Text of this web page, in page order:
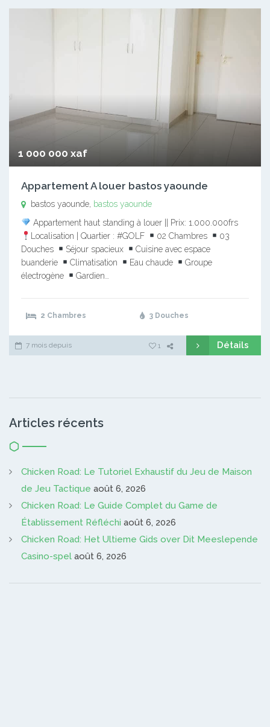
1 000 000 xaf
Appartement A louer bastos yaounde
bastos yaounde, bastos yaounde
Appartement haut standing à louer || Prix: 1.000.000frs
Localisation | Quartier : #GOLF
02 Chambres
03
Douches
Séjour spacieux
Cuisine avec espace
buanderie
Climatisation Eau chaude
Groupe
électrogène
Gardien…
2 Chambres 3 Douches
7 mois depuis 1 Détails
Articles récents
Chicken Road: Le Tutoriel Exhaustif du Jeu de Maison
de Jeu Tactique août 6, 2026
Chicken Road: Le Guide Complet du Game de
Établissement Réfléchi août 6, 2026
Chicken Road: Het Ultieme Gids over Dit Meeslepende
Casino-spel août 6, 2026